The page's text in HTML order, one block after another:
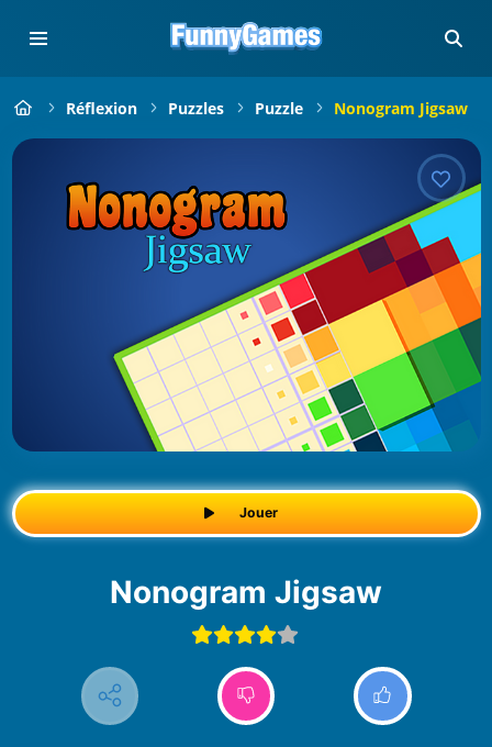
Réflexion Puzzles Puzzle Nonogram Jigsaw
Jouer
Nonogram Jigsaw